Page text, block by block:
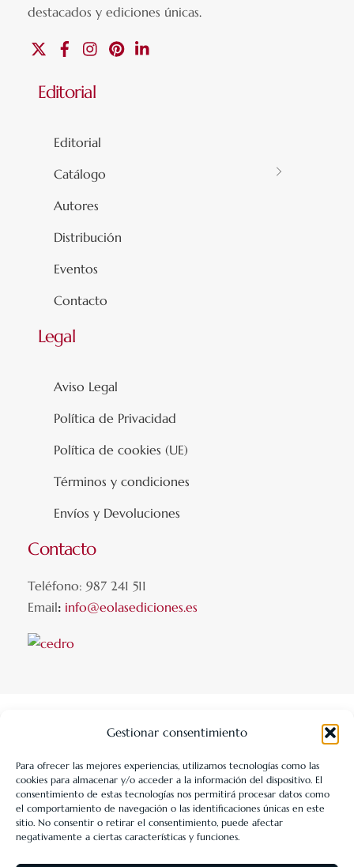
Gestionar consentimiento
Para ofrecer las mejores experiencias, utilizamos tecnologías como las
cookies para almacenar y/o acceder a la información del dispositivo. El
consentimiento de estas tecnologías nos permitirá procesar datos como
el comportamiento de navegación o las identificaciones únicas en este
sitio. No consentir o retirar el consentimiento, puede afectar
negativamente a ciertas características y funciones.
destacados y ediciones únicas.
FacebookInstagramPinterest
Editorial
Editorial
Catálogo
Autores
Distribución
Eventos
Contacto
Legal
Aviso Legal
Política de Privacidad
Política de cookies (UE)
Términos y condiciones
Envíos y Devoluciones
Contacto
Teléfono: 987 241 511
Email: info@eolasediciones.es
LIBRERÍA UNIVERSITARIA LEÓN 1980 SLL ha sido beneficiaria
de Fondos Europeos, cuyo objetivo es la mejora de la
competitividad de las PYMES, y gracias al cual ha puesto en
marcha un Plan de Acción con el objetivo de reforzar la